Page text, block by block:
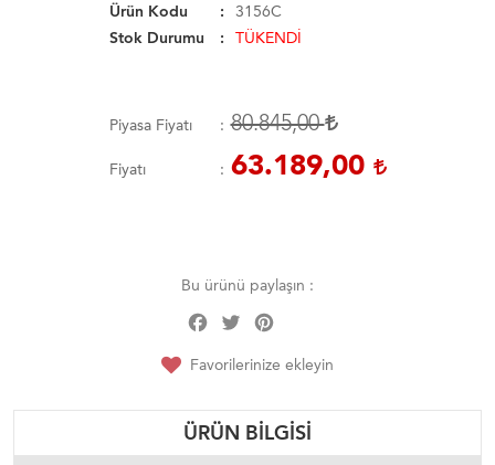
Ürün Kodu
3156C
Stok Durumu
TÜKENDİ
Piyasa Fiyatı 80.845,00
Fiyatı 63.189,00
Bu ürünü paylaşın :
Facebook
Twitter
Favorilerinize ekleyin
ÜRÜN BILGISI